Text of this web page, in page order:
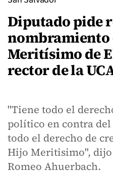
Diputado pide
nombramiento
Meritísimo de
rector de la
"Tiene todo el
político en contra
todo el derecho de
Hijo Meritisimo", dijo
Romeo Ahuerbach.